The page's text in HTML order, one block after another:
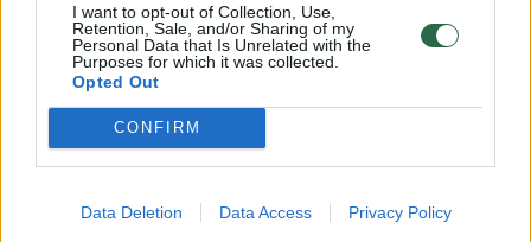
I want to opt-out of Collection, Use,
Retention, Sale, and/or Sharing of my
Personal Data that Is Unrelated with the
Purposes for which it was collected.
Opted Out
CONFIRM
Data Deletion Data Access Privacy Policy
prezidentui, užuot dirbę Amerikos žmonėms.
Mūsų šalis tolsta nuo teisinės valstybės ir
valdžių padalijimo principų, nors tai visada
buvo demokratijos garantas.“
Gyveno netoli demokrato